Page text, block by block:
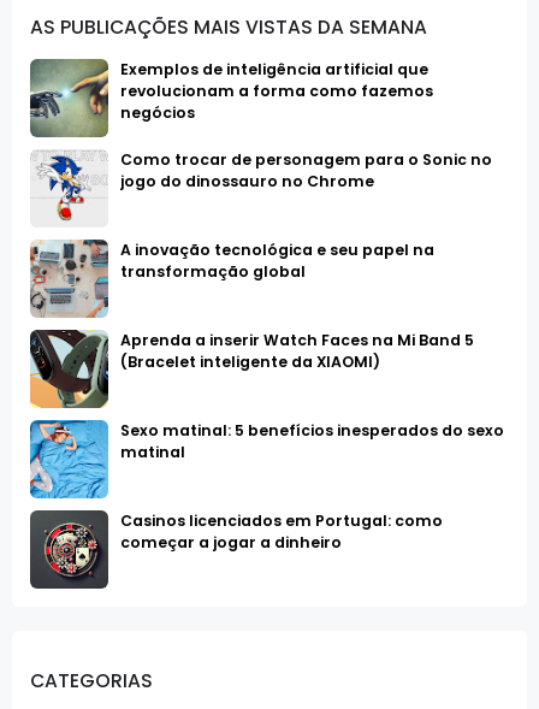
AS PUBLICAÇÕES MAIS VISTAS DA SEMANA
Exemplos de inteligência artificial que
revolucionam a forma como fazemos
negócios
Como trocar de personagem para o Sonic no
jogo do dinossauro no Chrome
A inovação tecnológica e seu papel na
transformação global
Aprenda a inserir Watch Faces na Mi Band 5
(Bracelet inteligente da XIAOMI)
Sexo matinal: 5 benefícios inesperados do sexo
matinal
Casinos licenciados em Portugal: como
começar a jogar a dinheiro
CATEGORIAS